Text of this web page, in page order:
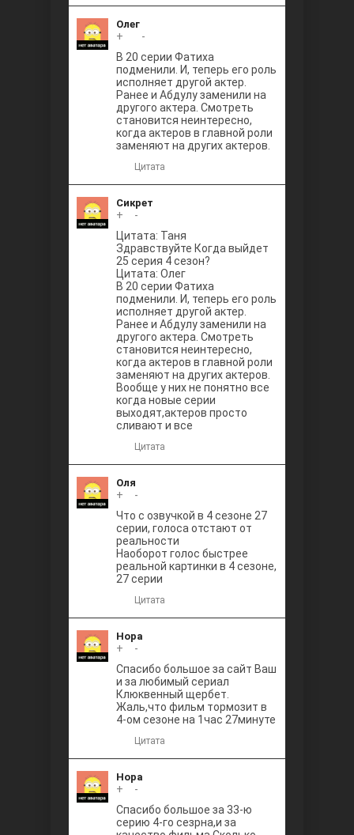
Олег
+
-
В 20 серии Фатиха
подменили. И, теперь его роль
исполняет другой актер.
Ранее и Абдулу заменили на
другого актера. Смотреть
становится неинтересно,
когда актеров в главной роли
заменяют на других актеров.
Цитата
Сикрет
+
-
Цитата: Таня
Здравствуйте Когда выйдет
25 серия 4 сезон?
Цитата: Олег
В 20 серии Фатиха
подменили. И, теперь его роль
исполняет другой актер.
Ранее и Абдулу заменили на
другого актера. Смотреть
становится неинтересно,
когда актеров в главной роли
заменяют на других актеров.
Вообще у них не понятно все
когда новые серии
выходят,актеров просто
сливают и все
Цитата
Оля
+
-
Что с озвучкой в 4 сезоне 27
серии, голоса отстают от
реальности
Наоборот голос быстрее
реальной картинки в 4 сезоне,
27 серии
Цитата
Нора
+
-
Спасибо большое за сайт Ваш
и за любимый сериал
Клюквенный щербет.
Жаль,что фильм тормозит в
4-ом сезоне на 1час 27минуте
Цитата
Нора
+
-
Спасибо большое за 33-ю
серию 4-го сезрна,и за